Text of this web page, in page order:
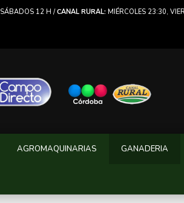
SÁBADOS 12 H /CANAL RURAL: MIÉRCOLES 23:30,
AGROMAQUINARIAS GANADERIA